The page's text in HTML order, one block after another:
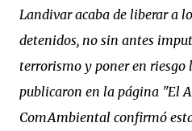
Landivar acaba de liberar a
detenidos, no sin antes
terrorismo y poner en riesgo
publicaron en la página "El
ComAmbiental confirmó